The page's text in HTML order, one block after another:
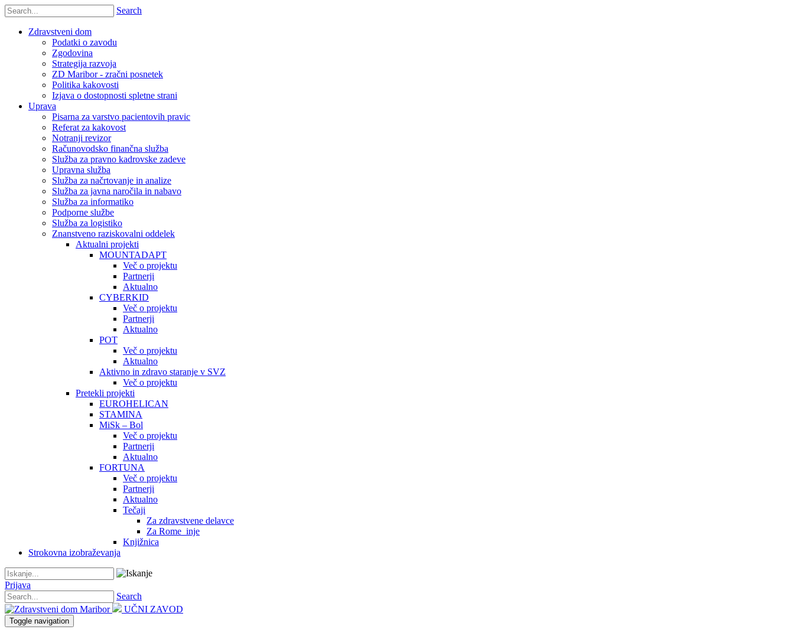
Search
Zdravstveni dom
Podatki o zavodu
Zgodovina
Strategija razvoja
ZD Maribor - zračni posnetek
Politika kakovosti
Izjava o dostopnosti spletne strani
Uprava
Pisarna za varstvo pacientovih pravic
Referat za kakovost
Notranji revizor
Računovodsko finančna služba
Služba za pravno kadrovske zadeve
Upravna služba
Služba za načrtovanje in analize
Služba za javna naročila in nabavo
Služba za informatiko
Podporne službe
Služba za logistiko
Znanstveno raziskovalni oddelek
Aktualni projekti
MOUNTADAPT
Več o projektu
Partnerji
Aktualno
CYBERKID
Več o projektu
Partnerji
Aktualno
POT
Več o projektu
Aktualno
Aktivno in zdravo staranje v SVZ
Več o projektu
Pretekli projekti
EUROHELICAN
STAMINA
MiSk – Bol
Več o projektu
Partnerji
Aktualno
FORTUNA
Več o projektu
Partnerji
Aktualno
Tečaji
Za zdravstvene delavce
Za Rome_inje
Knjižnica
Strokovna izobraževanja
Prijava
Search
UČNI ZAVOD
Toggle navigation